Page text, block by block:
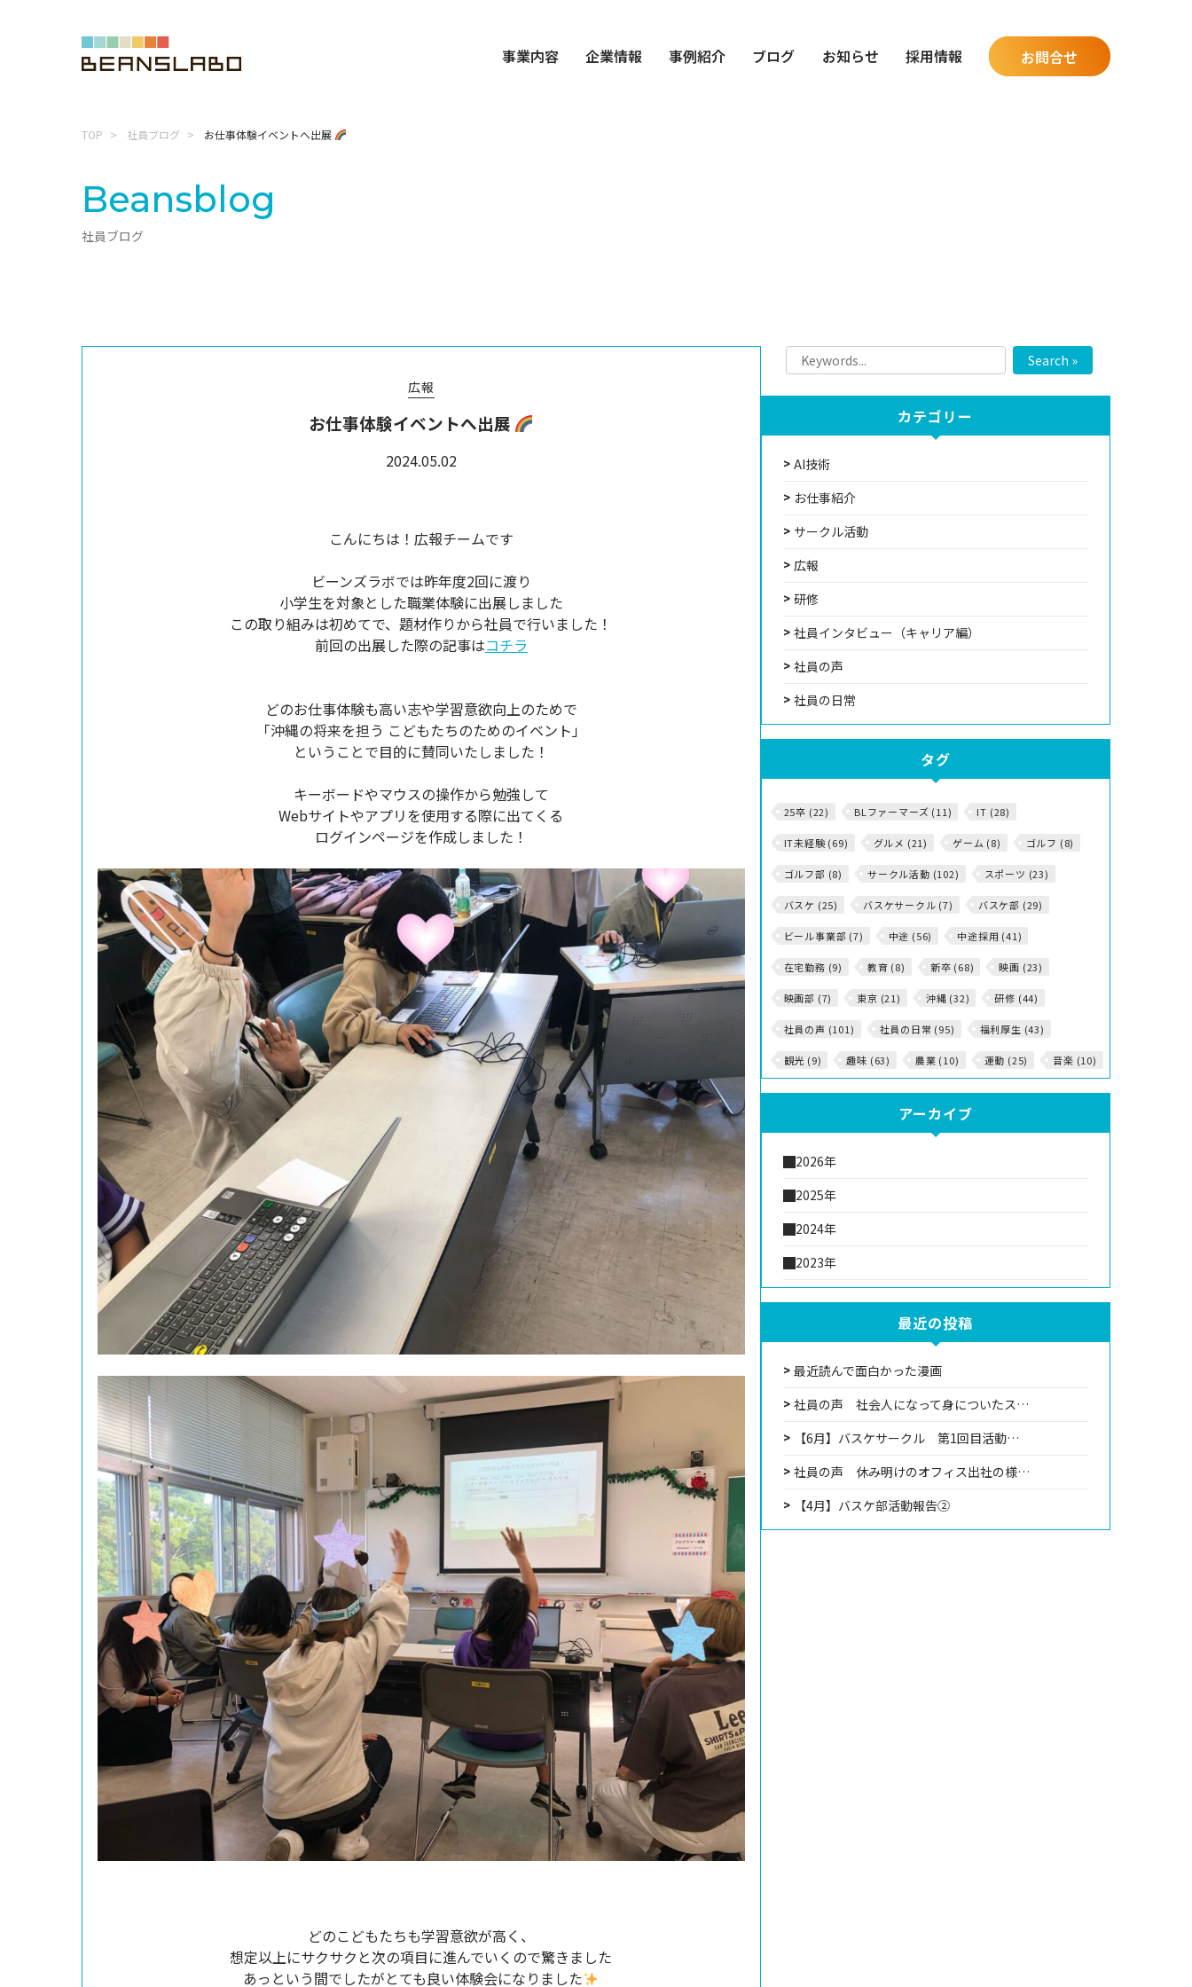
事業内容 企業情報 事例紹介 ブログ お知らせ 採用情報 お問合せ
TOP 社員ブログ お仕事体験イベントへ出展
Beansblog
社員ブログ
広報
お仕事体験イベントへ出展
2024.05.02
こんにちは！広報チームです
ビーンズラボでは昨年度2回に渡り
小学生を対象とした職業体験に出展しました
この取り組みは初めてで、題材作りから社員で行いました！
前回の出展した際の記事はコチラ
どのお仕事体験も高い志や学習意欲向上のためで
「沖縄の将来を担う こどもたちのためのイベント」
ということで目的に賛同いたしました！
キーボードやマウスの操作から勉強して
Webサイトやアプリを使用する際に出てくる
ログインページを作成しました！
どのこどもたちも学習意欲が高く、
想定以上にサクサクと次の項目に進んでいくので驚きました
あっという間でしたがとても良い体験会になりました
Search »
カテゴリー
AI技術
お仕事紹介
サークル活動
広報
研修
社員インタビュー（キャリア編）
社員の声
社員の日常
タグ
25卒 (22) BLファーマーズ (11) IT (28)
IT未経験 (69) グルメ (21) ゲーム (8) ゴルフ (8)
ゴルフ部 (8) サークル活動 (102) スポーツ (23)
バスケ (25) バスケサークル (7) バスケ部 (29)
ビール事業部 (7) 中途 (56) 中途採用 (41)
在宅勤務 (9) 教育 (8) 新卒 (68) 映画 (23)
映画部 (7) 東京 (21) 沖縄 (32) 研修 (44)
社員の声 (101) 社員の日常 (95) 福利厚生 (43)
観光 (9) 趣味 (63) 農業 (10) 運動 (25) 音楽 (10)
アーカイブ
2026年
2025年
2024年
2023年
最近の投稿
最近読んで面白かった漫画
社員の声 社会人になって身についたス…
【6月】バスケサークル 第1回目活動…
社員の声 休み明けのオフィス出社の様…
【4月】バスケ部活動報告②